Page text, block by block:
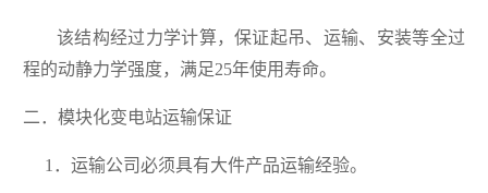
该结构经过力学计算，保证起吊、运输、安装等全过
程的动静力学强度，满足25年使用寿命。
二．模块化变电站运输保证
1．运输公司必须具有大件产品运输经验。